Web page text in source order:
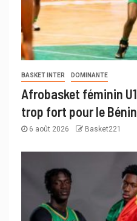
BASKET INTER DOMINANTE
Afrobasket féminin
trop fort pour le Bénin
6 août 2026 Basket221